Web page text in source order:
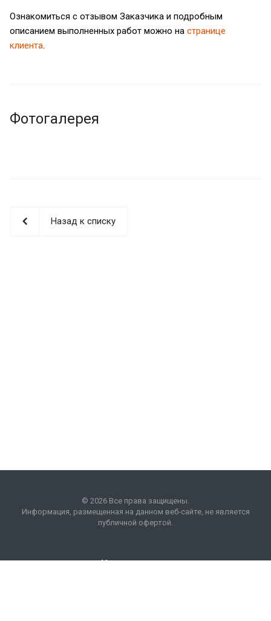
Ознакомиться с отзывом Заказчика и подробным
описанием выполненных работ можно на странице
клиента.
Фотогалерея
Назад к списку
© 2026 Все права защищены.
Информация, размещенная на данном веб-сайте, не является
публичной офертой.
Наши контакты